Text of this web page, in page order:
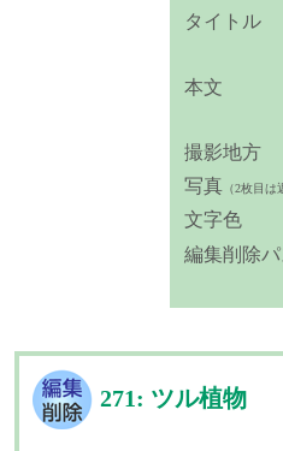
タイトル
本文
撮影地方
写真（2枚目は
文字色
編集削除
271: ツル植物